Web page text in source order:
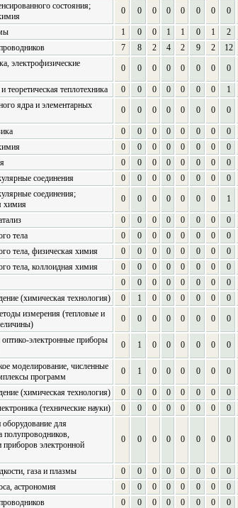
состояния;
0 0 0 0 0 0 0 0
1 0 0 1 1 0 1 2
7 8 2 4 2 9 2 12
электрофизические
0 0 0 0 0 0 0 0
теоретическая теплотехника 0 0 0 0 0 0 0 1
ядра и элементарных
0 0 0 0 0 0 0 0
0 0 0 0 0 0 0 0
0 0 0 0 0 0 0 0
0 0 0 0 0 0 0 0
соединения
0 0 0 0 0 0 0 0
соединения;
химия
0 0 0 0 0 0 0 1
0 0 0 0 0 0 0 0
тела
0 0 0 0 0 0 0 0
тела, физическая химия
0 0 0 0 0 0 0 0
тела, коллоидная химия
0 0 0 0 0 0 0 0
0 0 0 0 0 0 0 0
(химическая технология)
0 1 0 0 0 0 0 0
измерения (тепловые и
0 0 0 0 0 0 0 0
оптико-электронные приборы
0 1 0 0 0 0 0 0
моделирование, численные
программ
0 1 0 0 0 0 0 0
(химическая технология) 0 0 0 0 0 0 0 0
(технические науки)
0 0 0 0 0 0 0 0
оборудование для
полупроводников,
приборов электронной
0 0 0 0 0 0 0 0
газа и плазмы 0 0 0 0 0 0 0 0
астрономия
0 0 0 0 0 0 0 0
0 0 0 0 0 0 0 0